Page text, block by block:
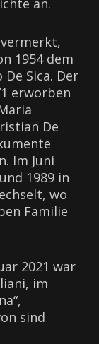
an.
1954 dem
Sica. Der
erworben
De
Im Juni
1989 in
wo
Familie
2021 war
im
sind